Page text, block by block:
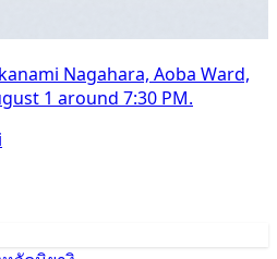
Nagahara, Aoba Ward,
1 around 7:30 PM.